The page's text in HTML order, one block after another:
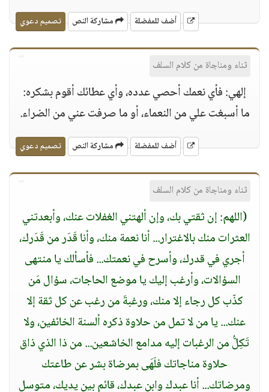
أضف للمفضلة مشاركة النص تصميم دعوي
ثناء ومناجاة من كلام السلف
إلهي: فأي نعمك أحصي عدده، وأي عطائك أقوم بشكره:
ما أسبغت علي من النعماء، أو ما صرفت عني من الضراء.
أضف للمفضلة مشاركة النص تصميم دعوي
ثناء ومناجاة من كلام السلف
(اللهم: إن ثقتي بك، وإن ألهتني الغفلات عنك، وأبعدتني
العثرات منك بالاغترار... أنا نعمة منك، وأنا قَدَر من قَدَرك،
أجري في قدرك، وأسرح في نعمتك... فأسألك يا منتهى
السؤالات، وأرغب إليك يا موضع الحاجات، سؤال مَن
كذّب كل رجاء إلا منك، ورغبةَ من رغب عن كل ثقة إلا
عنك... يا من لا تمل من حلاوة ذكره ألسنة الخائفين، ولا
تَكِلُّ من الرغبات إليه مدامع الخاشعين... من ذا الذي ذاق
حلاوة مناجاتك فلَهَى بمرضاة بشر عن طاعتك
ومرضاتك... أنا عبدك وابن عبدك، قائم بين يديك، متوسل